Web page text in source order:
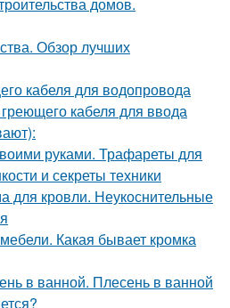
Обзор лучших
кабеля для водопровода
кабеля для ввода
руками. Трафареты для
и секреты техники
для кровли. Неукоснительные
Какая бывает кромка
в ванной. Плесень в ванной